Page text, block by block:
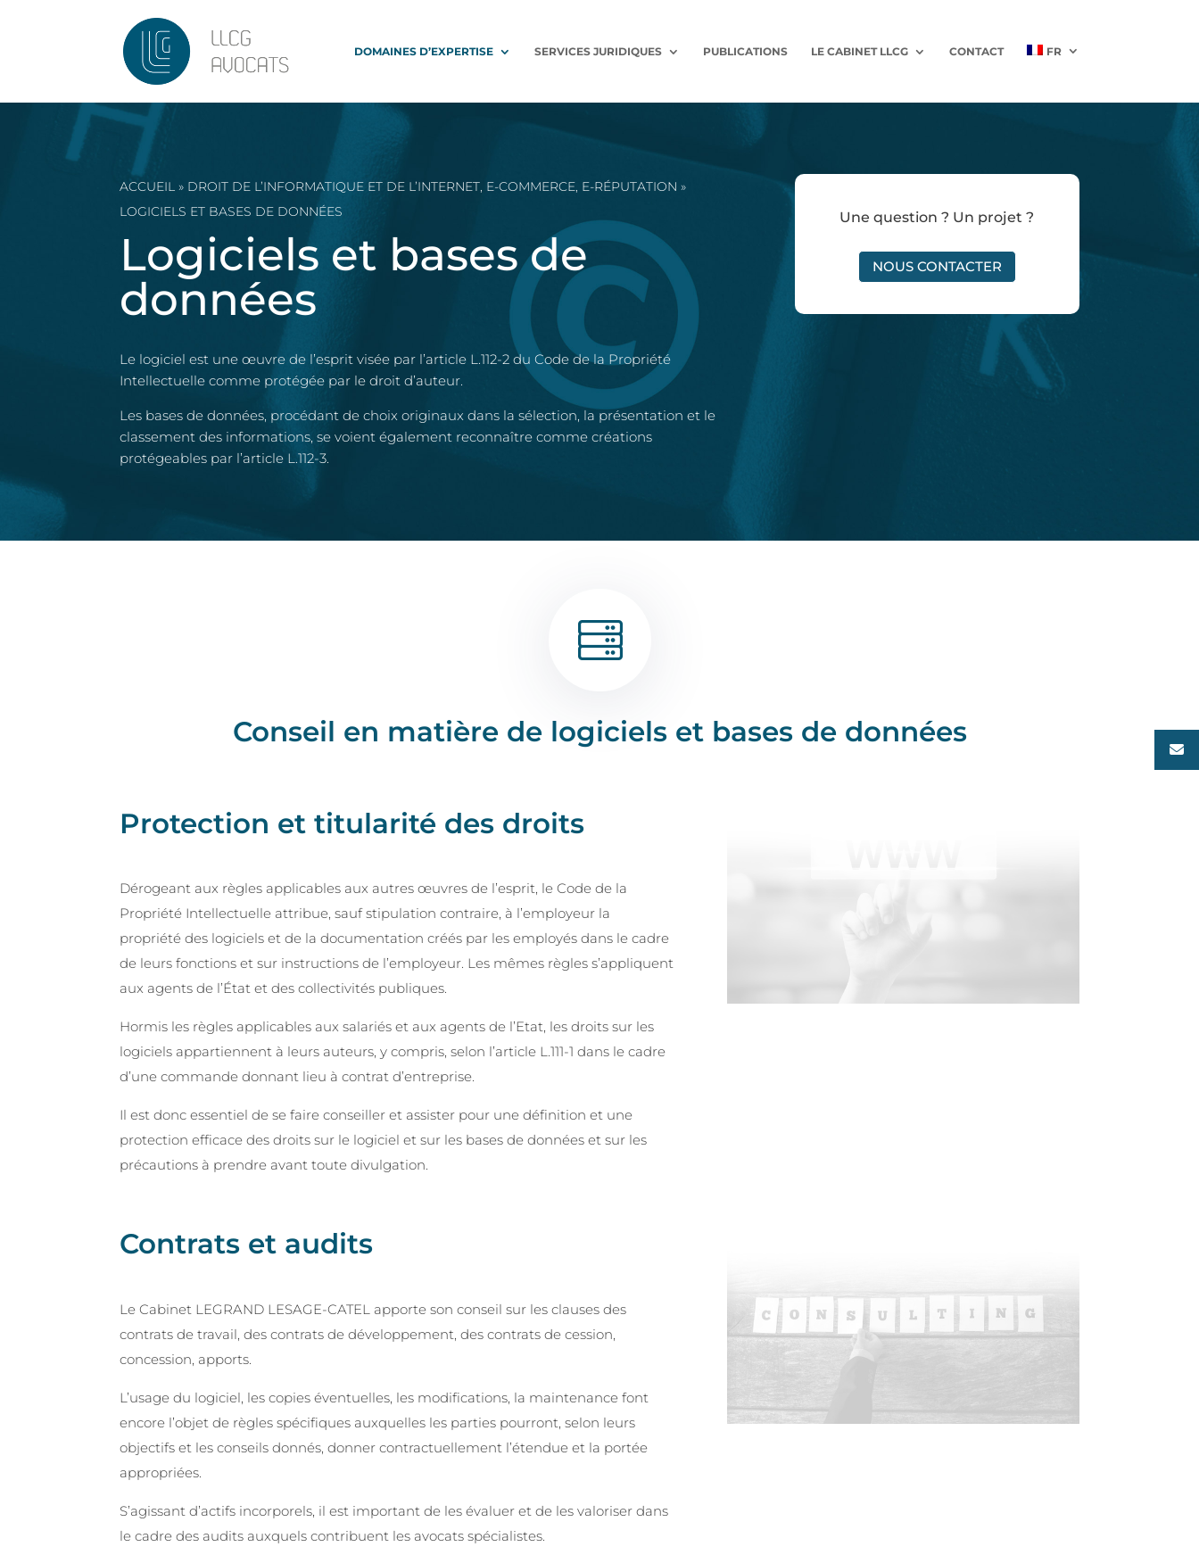
DOMAINES D’EXPERTISE SERVICES JURIDIQUES PUBLICATIONS LE CABINET LLCG CONTACT FR
ACCUEIL » DROIT DE L’INFORMATIQUE ET DE L’INTERNET, E-COMMERCE, E-RÉPUTATION »
LOGICIELS ET BASES DE DONNÉES
Logiciels et bases de
données
Le logiciel est une œuvre de l’esprit visée par l’article L.112-2 du Code de la Propriété
Intellectuelle comme protégée par le droit d’auteur.
Les bases de données, procédant de choix originaux dans la sélection, la présentation et le
classement des informations, se voient également reconnaître comme créations
protégeables par l’article L.112-3.
Une question ? Un projet ?
NOUS CONTACTER
Conseil en matière de logiciels et bases de données
Protection et titularité des droits
Dérogeant aux règles applicables aux autres œuvres de l’esprit, le Code de la
Propriété Intellectuelle attribue, sauf stipulation contraire, à l’employeur la
propriété des logiciels et de la documentation créés par les employés dans le cadre
de leurs fonctions et sur instructions de l’employeur. Les mêmes règles s’appliquent
aux agents de l’État et des collectivités publiques.
Hormis les règles applicables aux salariés et aux agents de l’Etat, les droits sur les
logiciels appartiennent à leurs auteurs, y compris, selon l’article L.111-1 dans le cadre
d’une commande donnant lieu à contrat d’entreprise.
Il est donc essentiel de se faire conseiller et assister pour une définition et une
protection efficace des droits sur le logiciel et sur les bases de données et sur les
précautions à prendre avant toute divulgation.
Contrats et audits
Le Cabinet LEGRAND LESAGE-CATEL apporte son conseil sur les clauses des
contrats de travail, des contrats de développement, des contrats de cession,
concession, apports.
L’usage du logiciel, les copies éventuelles, les modifications, la maintenance font
encore l’objet de règles spécifiques auxquelles les parties pourront, selon leurs
objectifs et les conseils donnés, donner contractuellement l’étendue et la portée
appropriées.
S’agissant d’actifs incorporels, il est important de les évaluer et de les valoriser dans
le cadre des audits auxquels contribuent les avocats spécialistes.